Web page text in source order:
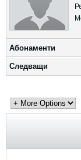
Абонаменти
Следващи